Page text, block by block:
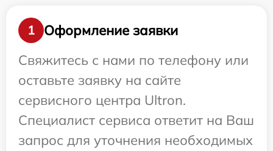
1
Оформление заявки
Свяжитесь с нами по телефону или
оставьте заявку на сайте
сервисного центра Ultron.
Специалист сервиса ответит на Ваш
запрос для уточнения необходимых